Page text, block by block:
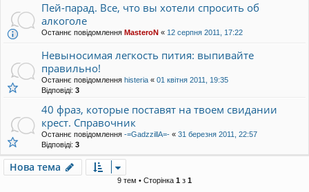
Пей-парад. Все, что вы хотели спросить об
алкоголе
Останнє повідомлення MasteroN « 12 серпня 2011, 17:22
Невыносимая легкость пития: выпивайте
правильно!
Останнє повідомлення histeria « 01 квітня 2011, 19:35
Відповіді: 3
40 фраз, которые поставят на твоем свидании
крест. Справочник
Останнє повідомлення -=GadzzillA=- « 31 березня 2011, 22:57
Відповіді: 3
Нова тема
9 тем • Сторінка 1 з 1